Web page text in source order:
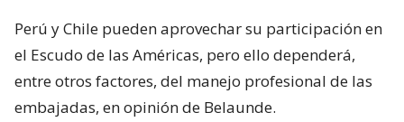
Perú y Chile pueden aprovechar su participación en
el Escudo de las Américas, pero ello dependerá,
entre otros factores, del manejo profesional de las
embajadas, en opinión de Belaunde.